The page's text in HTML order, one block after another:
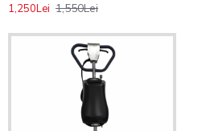
1,250Lei 1,550Lei